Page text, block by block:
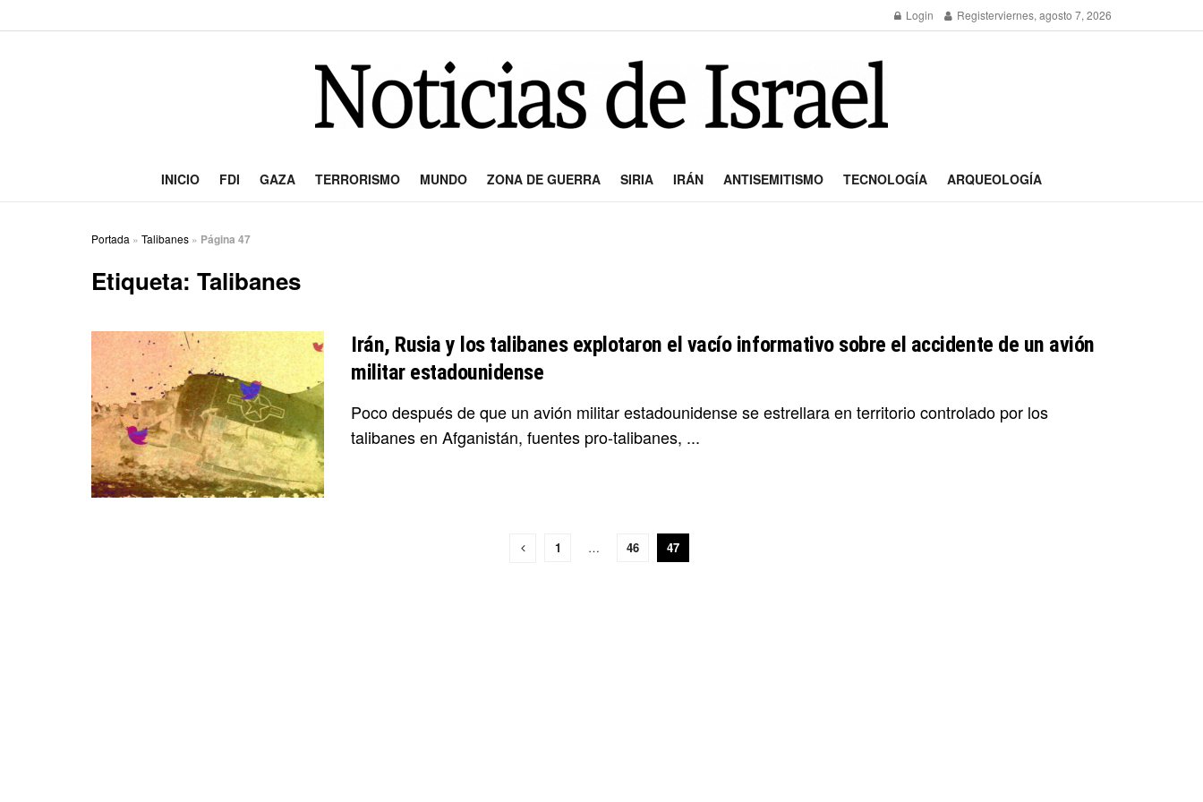
Login Registerviernes, agosto 7, 2026
INICIO FDI GAZA TERRORISMO MUNDO ZONA DE GUERRA SIRIA IRÁN ANTISEMITISMO TECNOLOGÍA ARQUEOLOGÍA
Portada » Talibanes » Página 47
Etiqueta: Talibanes
Irán, Rusia y los talibanes explotaron el vacío informativo sobre el accidente de un avión
militar estadounidense
Poco después de que un avión militar estadounidense se estrellara en territorio controlado por los
talibanes en Afganistán, fuentes pro-talibanes, ...
1 … 46 47